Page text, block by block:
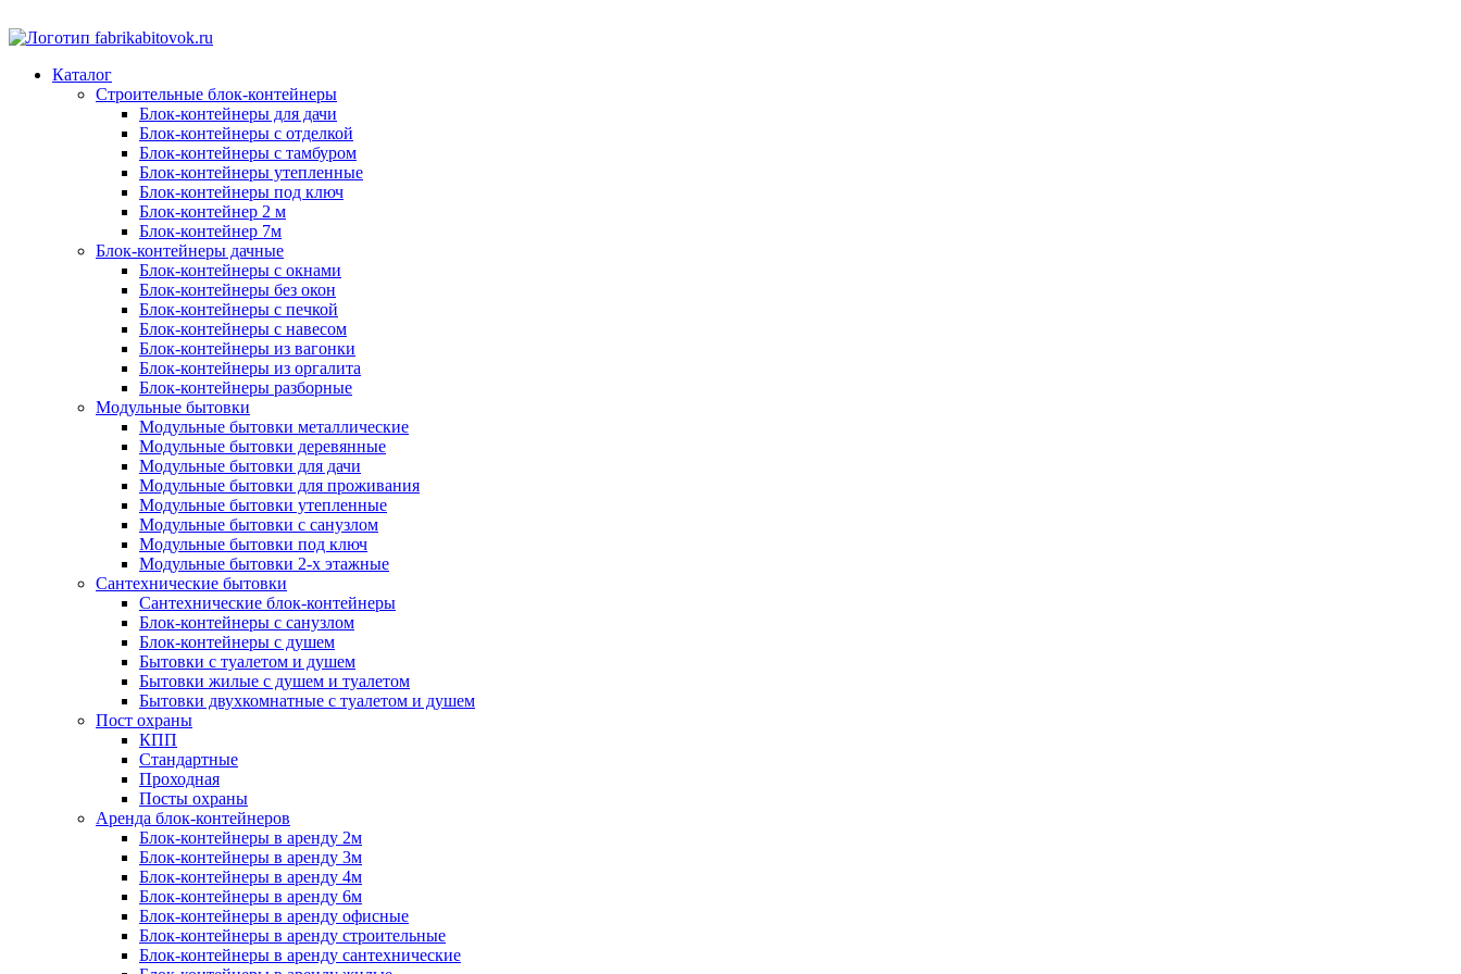
Каталог
Строительные блок-контейнеры
Блок-контейнеры для дачи
Блок-контейнеры с отделкой
Блок-контейнеры с тамбуром
Блок-контейнеры утепленные
Блок-контейнеры под ключ
Блок-контейнер 2 м
Блок-контейнер 7м
Блок-контейнеры дачные
Блок-контейнеры с окнами
Блок-контейнеры без окон
Блок-контейнеры с печкой
Блок-контейнеры с навесом
Блок-контейнеры из вагонки
Блок-контейнеры из оргалита
Блок-контейнеры разборные
Модульные бытовки
Модульные бытовки металлические
Модульные бытовки деревянные
Модульные бытовки для дачи
Модульные бытовки для проживания
Модульные бытовки утепленные
Модульные бытовки с санузлом
Модульные бытовки под ключ
Модульные бытовки 2-х этажные
Сантехнические бытовки
Сантехнические блок-контейнеры
Блок-контейнеры с санузлом
Блок-контейнеры с душем
Бытовки с туалетом и душем
Бытовки жилые с душем и туалетом
Бытовки двухкомнатные с туалетом и душем
Пост охраны
КПП
Стандартные
Проходная
Посты охраны
Аренда блок-контейнеров
Блок-контейнеры в аренду 2м
Блок-контейнеры в аренду 3м
Блок-контейнеры в аренду 4м
Блок-контейнеры в аренду 6м
Блок-контейнеры в аренду офисные
Блок-контейнеры в аренду строительные
Блок-контейнеры в аренду сантехнические